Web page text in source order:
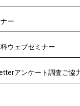
ー
ウェブセミナー
アンケート調査ご協